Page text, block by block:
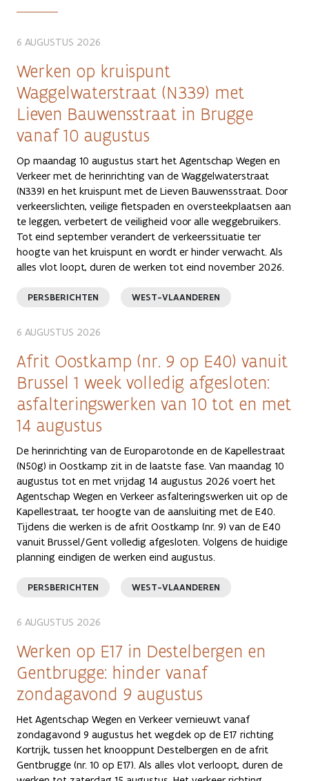
6 AUGUSTUS 2026
Werken op kruispunt
Waggelwaterstraat (N339) met
Lieven Bauwensstraat in Brugge
vanaf 10 augustus
Op maandag 10 augustus start het Agentschap Wegen en
Verkeer met de herinrichting van de Waggelwaterstraat
(N339) en het kruispunt met de Lieven Bauwensstraat. Door
verkeerslichten, veilige fietspaden en oversteekplaatsen aan
te leggen, verbetert de veiligheid voor alle weggebruikers.
Tot eind september verandert de verkeerssituatie ter
hoogte van het kruispunt en wordt er hinder verwacht. Als
alles vlot loopt, duren de werken tot eind november 2026.
PERSBERICHTEN WEST-VLAANDEREN
6 AUGUSTUS 2026
Afrit Oostkamp (nr. 9 op E40) vanuit
Brussel 1 week volledig afgesloten:
asfalteringswerken van 10 tot en met
14 augustus
De herinrichting van de Europarotonde en de Kapellestraat
(N50g) in Oostkamp zit in de laatste fase. Van maandag 10
augustus tot en met vrijdag 14 augustus 2026 voert het
Agentschap Wegen en Verkeer asfalteringswerken uit op de
Kapellestraat, ter hoogte van de aansluiting met de E40.
Tijdens die werken is de afrit Oostkamp (nr. 9) van de E40
vanuit Brussel/Gent volledig afgesloten. Volgens de huidige
planning eindigen de werken eind augustus.
PERSBERICHTEN WEST-VLAANDEREN
6 AUGUSTUS 2026
Werken op E17 in Destelbergen en
Gentbrugge: hinder vanaf
zondagavond 9 augustus
Het Agentschap Wegen en Verkeer vernieuwt vanaf
zondagavond 9 augustus het wegdek op de E17 richting
Kortrijk, tussen het knooppunt Destelbergen en de afrit
Gentbrugge (nr. 10 op E17). Als alles vlot verloopt, duren de